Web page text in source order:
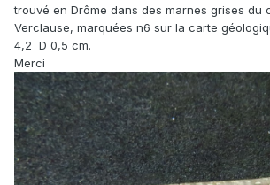
trouvé en Drôme dans des marnes grises du
Verclause, marquées n6 sur la carte
4,2 D 0,5 cm.
Merci